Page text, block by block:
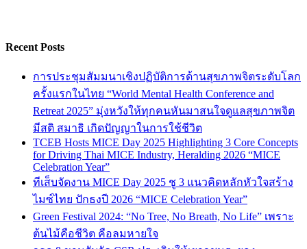
Recent Posts
การประชุมสัมมนาเชิงปฏิบัติการด้านสุขภาพจิตระดับโลก
ครั้งแรกในไทย “World Mental Health Conference and
Retreat 2025” มุ่งหวังให้ทุกคนหันมาสนใจดูแลสุขภาพจิต
มีสติ สมาธิ เกิดปัญญาในการใช้ชีวิต
TCEB Hosts MICE Day 2025 Highlighting 3 Core Concepts
for Driving Thai MICE Industry, Heralding 2026 “MICE
Celebration Year”
ทีเส็บจัดงาน MICE Day 2025 ชู 3 แนวคิดหลักหัวใจสร้าง
ไมซ์ไทย ปักธงปี 2026 “MICE Celebration Year”
Green Festival 2024: “No Tree, No Breath, No Life” เพราะ
ต้นไม้คือชีวิต คือลมหายใจ